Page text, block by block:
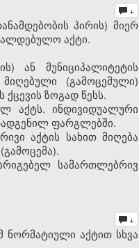
+
პირის) მიერ
აქტი.
ან მუნიციპალიტეტის
(გამოცემული)
ზოგად წესს.
აქტს. ინდივიდუალური
ფარგლებში.
აქტის სახით მიღება
სამართლებრივ
+
აქტით სხვა